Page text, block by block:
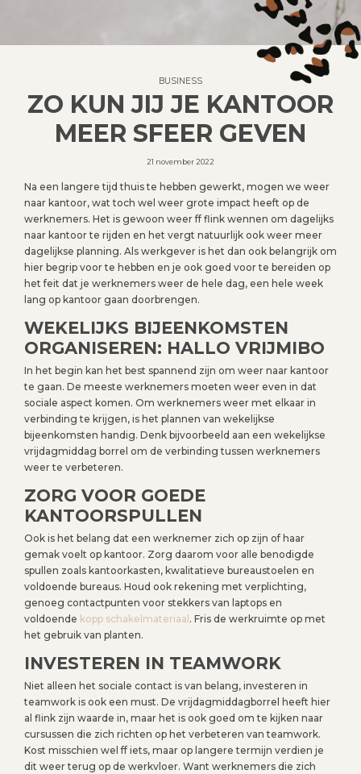
BUSINESS
ZO KUN JIJ JE KANTOOR
MEER SFEER GEVEN
21 november 2022
Na een langere tijd thuis te hebben gewerkt, mogen we weer
naar kantoor, wat toch wel weer grote impact heeft op de
werknemers. Het is gewoon weer ff flink wennen om dagelijks
naar kantoor te rijden en het vergt natuurlijk ook weer meer
dagelijkse planning. Als werkgever is het dan ook belangrijk om
hier begrip voor te hebben en je ook goed voor te bereiden op
het feit dat je werknemers weer de hele dag, een hele week
lang op kantoor gaan doorbrengen.
WEKELIJKS BIJEENKOMSTEN
ORGANISEREN: HALLO VRIJMIBO
In het begin kan het best spannend zijn om weer naar kantoor
te gaan. De meeste werknemers moeten weer even in dat
sociale aspect komen. Om werknemers weer met elkaar in
verbinding te krijgen, is het plannen van wekelijkse
bijeenkomsten handig. Denk bijvoorbeeld aan een wekelijkse
vrijdagmiddag borrel om de verbinding tussen werknemers
weer te verbeteren.
ZORG VOOR GOEDE
KANTOORSPULLEN
Ook is het belang dat een werknemer zich op zijn of haar
gemak voelt op kantoor. Zorg daarom voor alle benodigde
spullen zoals kantoorkasten, kwalitatieve bureaustoelen en
voldoende bureaus. Houd ook rekening met verplichting,
genoeg contactpunten voor stekkers van laptops en
voldoende kopp schakelmateriaal . Fris de werkruimte op met
het gebruik van planten.
INVESTEREN IN TEAMWORK
Niet alleen het sociale contact is van belang, investeren in
teamwork is ook een must. De vrijdagmiddagborrel heeft hier
al flink zijn waarde in, maar het is ook goed om te kijken naar
cursussen die zich richten op het verbeteren van teamwork.
Kost misschien wel ff iets, maar op langere termijn verdien je
dit weer terug op de werkvloer. Want werknemers die zich